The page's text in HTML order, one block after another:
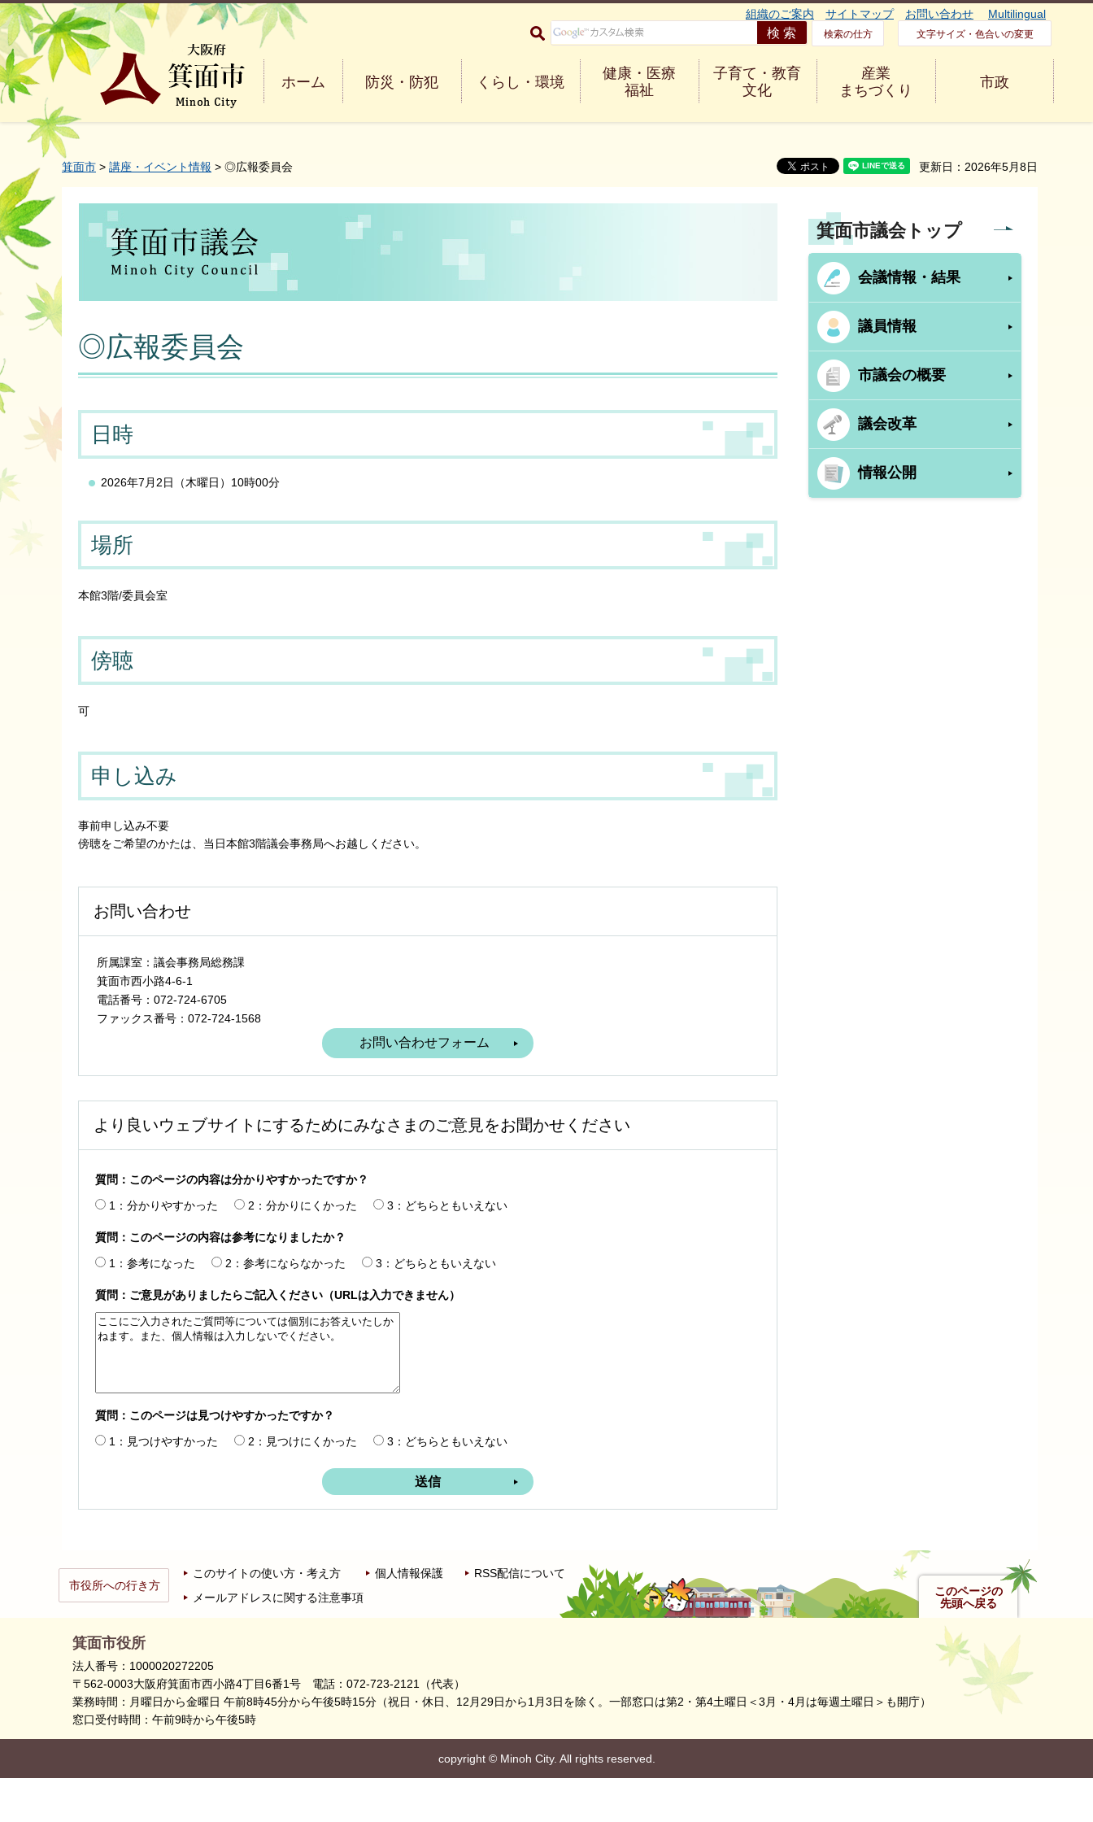
大阪府箕面市 Minoh City
組織のご案内 サイトマップ お問い合わせ Multilingual
検索の仕方 文字サイズ・色合いの変更
ホーム 防災・防犯 くらし・環境
健康・医療
福祉
子育て・教育
文化
産業
まちづくり
市政
箕面市 > 講座・イベント情報 > ◎広報委員会 更新日：2026年5月8日
◎広報委員会
日時
2026年7月2日（木曜日）10時00分
場所
本館3階/委員会室
傍聴
可
申し込み
事前申し込み不要
傍聴をご希望のかたは、当日本館3階議会事務局へお越しください。
お問い合わせ
所属課室：議会事務局総務課
箕面市西小路4‐6‐1
電話番号：072-724-6705
ファックス番号：072-724-1568
より良いウェブサイトにするためにみなさまのご意見をお聞かせください
質問：このページの内容は分かりやすかったですか？
1：分かりやすかった
2：分かりにくかった 3：どちらともいえない
質問：このページの内容は参考になりましたか？
1：参考になった
2：参考にならなかった 3：どちらともいえない
質問：ご意見がありましたらご記入ください（URLは入力できません）
質問：このページは見つけやすかったですか？
1：見つけやすかった
2：見つけにくかった 3：どちらともいえない
箕面市議会トップ
会議情報・結果
議員情報
市議会の概要
議会改革
情報公開
このページの
先頭へ戻る
市役所への行き方
このサイトの使い方・考え方 個人情報保護
RSS配信について
メールアドレスに関する注意事項
箕面市役所
法人番号：1000020272205
〒562-0003大阪府箕面市西小路4丁目6番1号 電話：072-723-2121（代表）
業務時間：月曜日から金曜日 午前8時45分から午後5時15分 （祝日・休日、12月29日から1月3日を除く。 一部窓口は第2・第4土曜日＜3月・4月は毎週土曜日＞も開庁）
窓口受付時間：午前9時から午後5時
copyright ©Minoh City. All rights reserved.